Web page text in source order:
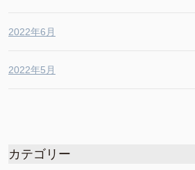
2022年6月
2022年5月
カテゴリー